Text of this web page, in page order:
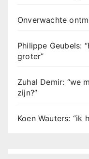
Onverwachte
Philippe Geubels:
groter”
Zuhal Demir: “we
zijn?”
Koen Wauters: “ik